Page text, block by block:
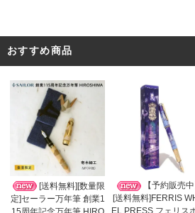
おすすめ商品
[送料無料][数量限
定]セーラー万年筆 創業1
【予約販売中
[送料無料]FERRIS
EL PRESS フェリス